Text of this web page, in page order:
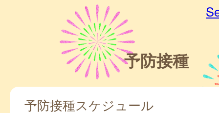
予防接種
予防接種スケジュール